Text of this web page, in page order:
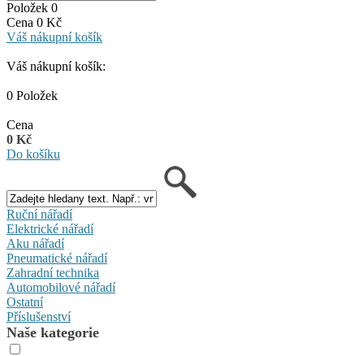
Položek 0
Cena 0 Kč
Váš nákupní košík
Váš nákupní košík:
0 Položek
Cena
0 Kč
Do košíku
Ruční nářadí
Elektrické nářadí
Aku nářadí
Pneumatické nářadí
Zahradní technika
Automobilové nářadí
Ostatní
Příslušenství
Naše kategorie